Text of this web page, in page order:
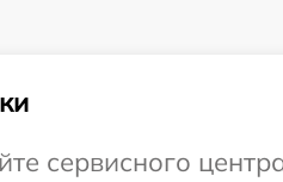
сервисного